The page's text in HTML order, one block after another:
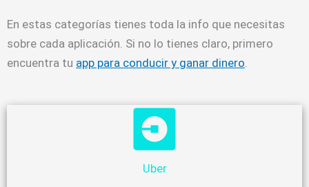
En estas categorías tienes toda la info que necesitas
sobre cada aplicación. Si no lo tienes claro, primero
encuentra tu app para conducir y ganar dinero.
Uber